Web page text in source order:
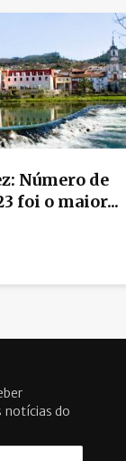
Número de
foi o maior...
notícias do